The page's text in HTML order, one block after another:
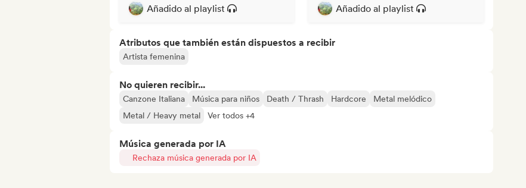
Añadido al playlist Añadido al playlist
Atributos que también están dispuestos a recibir
Artista femenina
No quieren recibir...
Canzone Italiana Música para niños Death / Thrash Hardcore
Metal melódico
Metal / Heavy metal
Ver todos +4
Música generada por IA
Rechaza música generada por IA